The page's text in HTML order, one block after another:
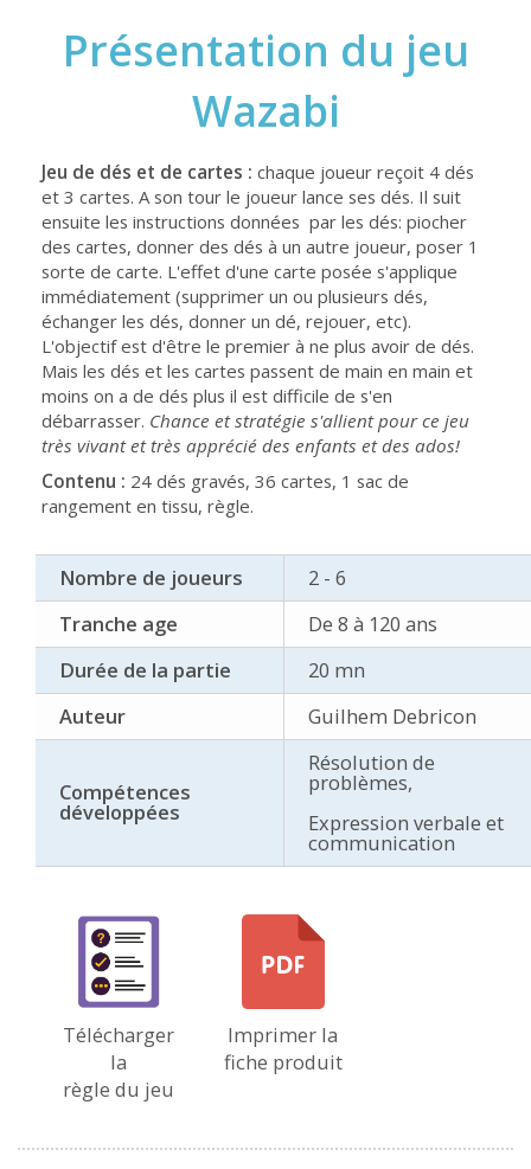
Présentation du jeu
Wazabi
Jeu de dés et de cartes : chaque joueur reçoit 4 dés
et 3 cartes. A son tour le joueur lance ses dés. Il suit
ensuite les instructions données par les dés: piocher
des cartes, donner des dés à un autre joueur, poser 1
sorte de carte. L'effet d'une carte posée s'applique
immédiatement (supprimer un ou plusieurs dés,
échanger les dés, donner un dé, rejouer, etc).
L'objectif est d'être le premier à ne plus avoir de dés.
Mais les dés et les cartes passent de main en main et
moins on a de dés plus il est difficile de s'en
débarrasser. Chance et stratégie s'allient pour ce jeu
très vivant et très apprécié des enfants et des ados!
Contenu : 24 dés gravés, 36 cartes, 1 sac de
rangement en tissu, règle.
Nombre de joueurs
2 - 6
Tranche age
De 8 à 120 ans
Durée de la partie
20 mn
Auteur
Guilhem Debricon
Compétences
développées
Résolution de
problèmes,
Expression verbale et
communication
Télécharger
la
règle du jeu
Imprimer la
fiche produit